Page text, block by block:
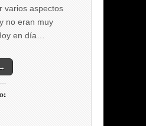
varios aspectos
no eran muy
en día…